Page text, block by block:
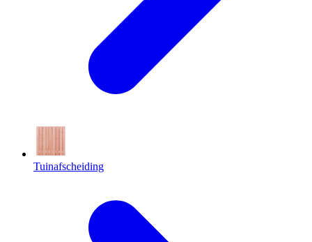
Tuinafscheiding